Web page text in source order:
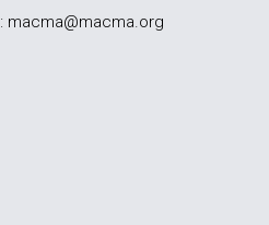
macma@macma.org